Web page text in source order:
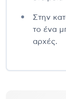
Στην
το ένα
αρχές.